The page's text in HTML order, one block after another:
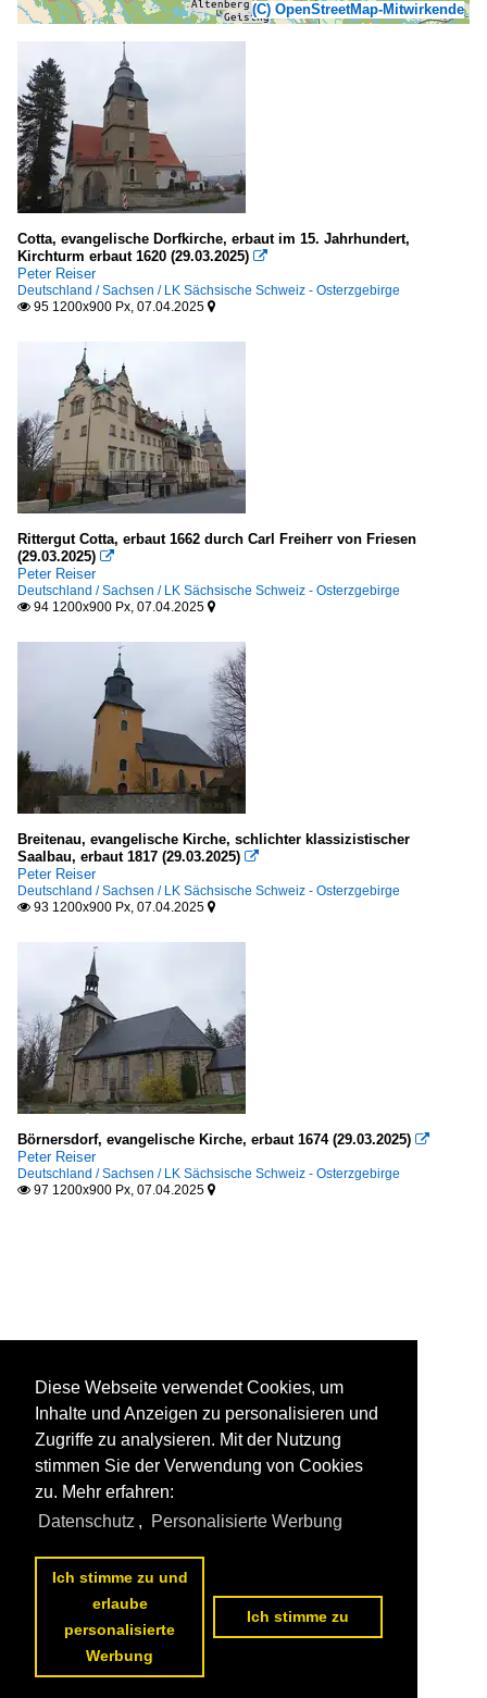
(C) OpenStreetMap-Mitwirkende
Cotta, evangelische Dorfkirche, erbaut im 15. Jahrhundert,
Kirchturm erbaut 1620 (29.03.2025) 
Peter Reiser
Deutschland / Sachsen / LK Sächsische Schweiz - Osterzgebirge
 95 1200x900 Px, 07.04.2025 
Rittergut Cotta, erbaut 1662 durch Carl Freiherr von Friesen
(29.03.2025) 
Peter Reiser
Deutschland / Sachsen / LK Sächsische Schweiz - Osterzgebirge
 94 1200x900 Px, 07.04.2025 
Breitenau, evangelische Kirche, schlichter klassizistischer
Saalbau, erbaut 1817 (29.03.2025) 
Peter Reiser
Deutschland / Sachsen / LK Sächsische Schweiz - Osterzgebirge
 93 1200x900 Px, 07.04.2025 
Börnersdorf, evangelische Kirche, erbaut 1674 (29.03.2025) 
Peter Reiser
Deutschland / Sachsen / LK Sächsische Schweiz - Osterzgebirge
 97 1200x900 Px, 07.04.2025 
Diese Webseite verwendet Cookies, um
Inhalte und Anzeigen zu personalisieren und
Zugriffe zu analysieren. Mit der Nutzung
stimmen Sie der Verwendung von Cookies
zu. Mehr erfahren:
Datenschutz , Personalisierte Werbung
Ich stimme zu und
erlaube
personalisierte
Werbung
Ich stimme zu